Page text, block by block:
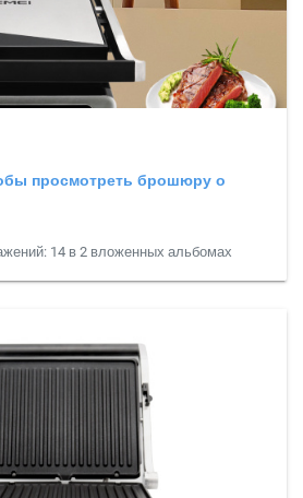
просмотреть брошюру о
14 в 2 вложенных альбомах